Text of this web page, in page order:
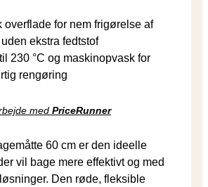
overflade for nem frigørelse af
ekstra fedtstof
230 °C og maskinopvask for
rengøring
med PriceRunner
60 cm er den ideelle
vil bage mere effektivt og med
Den røde, fleksible